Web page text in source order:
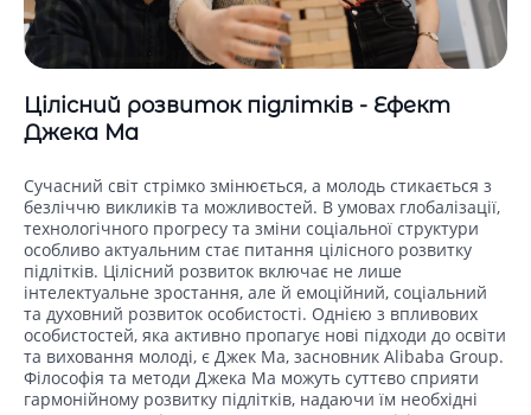
Цілісний розвиток підлітків - Ефект
Джека Ма
Сучасний світ стрімко змінюється, а молодь стикається з
безліччю викликів та можливостей. В умовах глобалізації,
технологічного прогресу та зміни соціальної структури
особливо актуальним стає питання цілісного розвитку
підлітків. Цілісний розвиток включає не лише
інтелектуальне зростання, але й емоційний, соціальний
та духовний розвиток особистості. Однією з впливових
особистостей, яка активно пропагує нові підходи до освіти
та виховання молоді, є Джек Ма, засновник Alibaba Group.
Філософія та методи Джека Ма можуть суттєво сприяти
гармонійному розвитку підлітків, надаючи їм необхідні